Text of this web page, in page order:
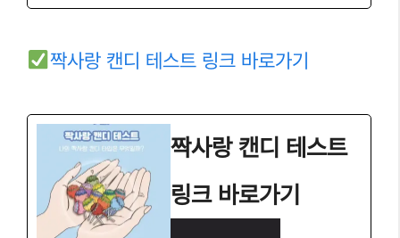
짝사랑 캔디 테스트 링크 바로가기
짝사랑 캔디 테스트
링크 바로가기